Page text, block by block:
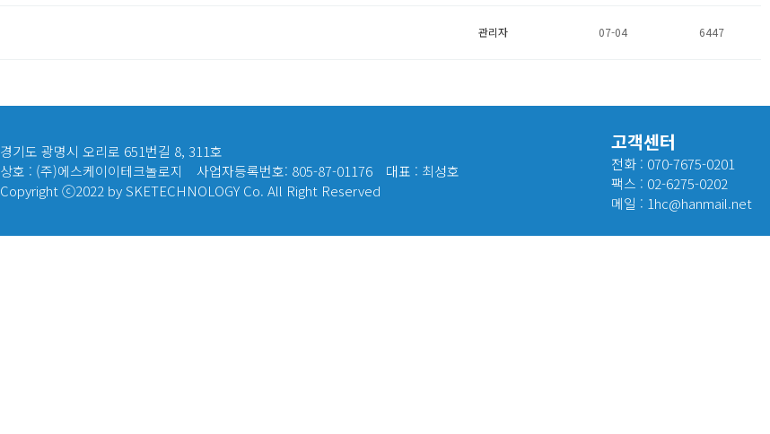
관리자 07-04 6447
경기도 광명시 오리로 651번길 8, 311호
상호 : (주)에스케이이테크놀로지
사업자등록번호: 805-87-01176
대표 : 최성호
Copyright ⓒ2022 by SKETECHNOLOGY Co. All Right Reserved
고객센터
전화 : 070-7675-0201
팩스 : 02-6275-0202
메일 : 1hc@hanmail.net